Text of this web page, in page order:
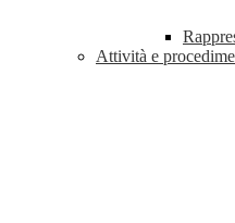
Attività e